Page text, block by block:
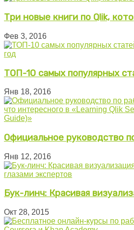
Три новые книги по Qlik,
Фев 3, 2016
ТОП-10 самых популярных
Янв 18, 2016
Официальное руководство
Янв 12, 2016
Бук-линч: Красивая
Окт 28, 2015